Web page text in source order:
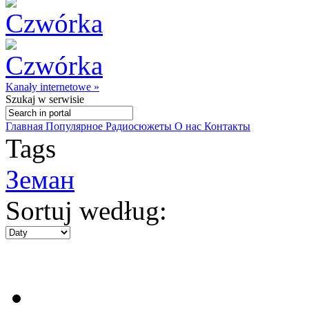
Kanały internetowe »
Szukaj w serwisie
Главная Популярное Радиосюжеты О нас Контакты
Tags
Земан
Sortuj według: